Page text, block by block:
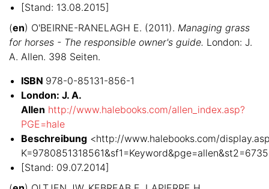
[Stand: 13.08.2015]
(en) O'BEIRNE-RANELAGH E. (2011). Managing grass
for horses - The responsible owner's guide. London: J.
A. Allen. 398 Seiten.
ISBN 978-0-85131-856-1
London: J. A.
Allen http://www.halebooks.com/allen_index.asp?
PGE=hale
Beschreibung <http://www.halebooks.com/
[Stand: 09.07.2014]